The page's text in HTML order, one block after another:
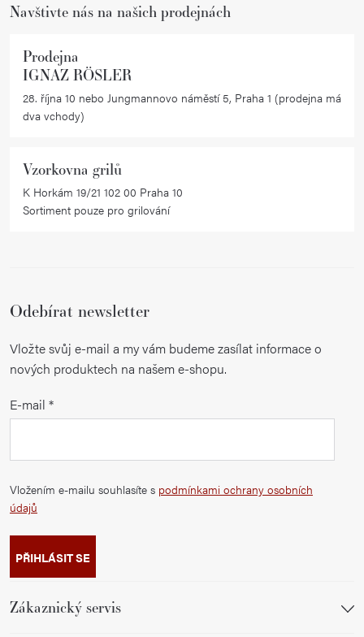
Navštivte nás na našich prodejnách
Prodejna
IGNAZ RÖSLER
28. října 10 nebo Jungmannovo náměstí 5, Praha 1 (prodejna má
dva vchody)
Vzorkovna grilů
K Horkám 19/21 102 00 Praha 10
Sortiment pouze pro grilování
Odebírat newsletter
Vložte svůj e-mail a my vám budeme zasílat informace o
nových produktech na našem e-shopu.
E-mail
Vložením e-mailu souhlasíte s podmínkami ochrany osobních
údajů
PŘIHLÁSIT SE
Zákaznický servis